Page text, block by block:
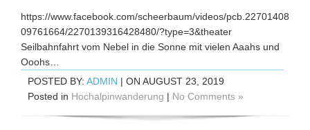
https://www.facebook.com/scheerbaum/videos/pcb.22701408
09761664/2270139316428480/?type=3&theater
Seilbahnfahrt vom Nebel in die Sonne mit vielen Aaahs und
Ooohs…
POSTED BY: ADMIN | ON AUGUST 23, 2019
Posted in Hochalpinwanderung | No Comments »